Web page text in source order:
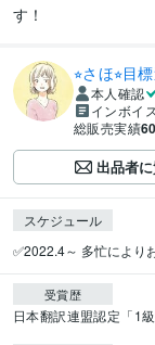
す！
⭐︎さほ⭐︎目
本人確認
インボイ
総販売実績60
出品者
スケジュール
✅2022.4～ 多忙により
受賞歴
日本翻訳連盟認定「1級